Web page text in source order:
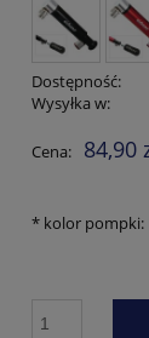
Dostępność:
Wysyłka w:
Cena: 84,90
* kolor pompki: